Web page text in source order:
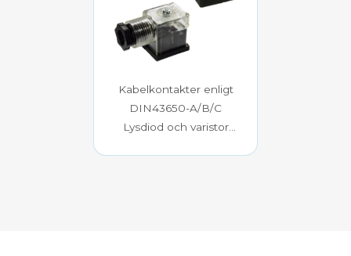
Kabelkontakter enligt
DIN43650-A/B/C
Lysdiod och varistor